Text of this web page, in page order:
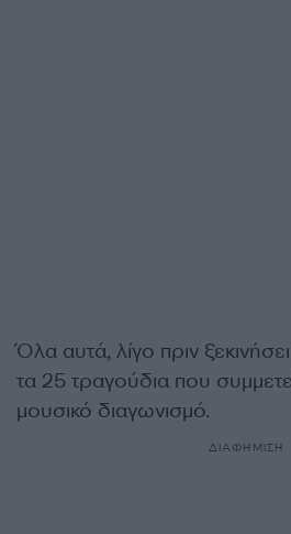
Όλα αυτά, λίγο πριν
τα 25 τραγούδια που
μουσικό διαγωνισμό.
ΔΙΑΦΗΜΙΣΗ